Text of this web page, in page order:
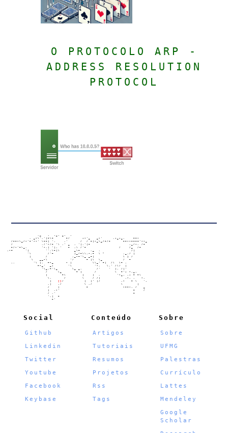
O PROTOCOLO ARP -
ADDRESS RESOLUTION
PROTOCOL
,_   .  ._. _.  .
, _-\','|~\~      ~/      ;-'_   _-'     ,;_;_,    ~~-
/~~-\_/-'~'--' \~~| ',    ,'      /  / ~|-_\_/~/~      ~~--~~~~'--_
/              ,/'-/~ '\ ,' _  , '|,'|~                   ._/-, /~
~/-'~\_,       '-,| '|. '   ~  ,\ /'~                /    /_  /~
.-~      '|        '',\~|\       _\~     ,_  ,               /|
'\        /'~          |_/~\\,-,~  \ "         ,_,/ |
|       /            ._-~'\_ _~|              \ ) /
\   __-\           '/      ~ |\  \_          /  ~
.,         '\ |,  ~-_      - |          \\_' ~|  /\  \~ ,
~-_'  _;       '\           '-,   \,' /\/  |
'\_,~'\_       \_ _,       /'    '  |, /|'
/     \_       ~ |      /         \  ~'; -,_.
|       ~\        |    |  ,        '-_, ,; ~ ~\
\,      /        \    / /|            ,-, ,   -,
[]/          |  |' |/          ,-   ~ \   '.
,|   ,/           \ ,/              \       |
/    |             ~                 -~~-, /   _
|  ,-'                                    ~    /
/ ,'                                      ~
',|  ~
~'
Social
Github
Linkedin
Twitter
Youtube
Facebook
Keybase
Conteúdo
Artigos
Tutoriais
Resumos
Projetos
Rss
Tags
Sobre
Sobre
UFMG
Palestras
Currículo
Lattes
Mendeley
Google
Scholar